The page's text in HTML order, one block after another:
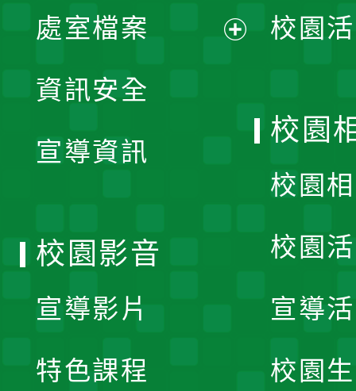
單
處室檔案
資訊安全
宣導資訊
校園
校園
校園
校園
宣導
校園
校園影音
宣導影片
特色課程